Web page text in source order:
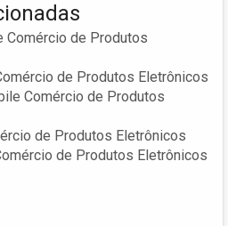
Comércio de Produtos
de Produtos Eletrônicos
Comércio de Produtos
de Produtos Eletrônicos
de Produtos Eletrônicos